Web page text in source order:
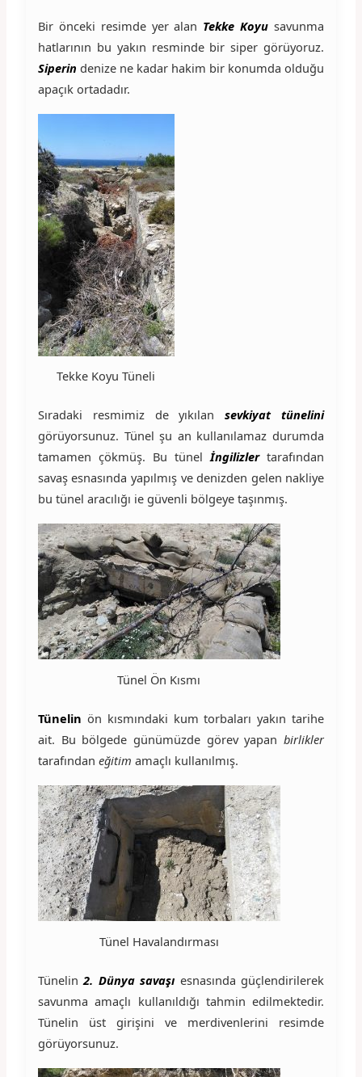
Bir önceki resimde yer alan Tekke Koyu savunma
hatlarının bu yakın resminde bir siper görüyoruz.
Siperin denize ne kadar hakim bir konumda olduğu
apaçık ortadadır.
Tekke Koyu Tüneli
Sıradaki resmimiz de yıkılansevkiyat tünelini
görüyorsunuz. Tünel şu an kullanılamaz durumda
tamamen çökmüş. Bu tünelİngilizler tarafından
savaş esnasında yapılmış ve denizden gelen nakliye
bu tünel aracılığı ie güvenli bölgeye taşınmış.
Tünel Ön Kısmı
Tünelin ön kısmındaki kum torbaları yakın tarihe
ait. Bu bölgede günümüzde görev yapanbirlikler
tarafından eğitim amaçlı kullanılmış.
Tünel Havalandırması
Tünelin2. Dünya savaşı esnasında güçlendirilerek
savunma amaçlı kullanıldığı tahmin edilmektedir.
Tünelin üst girişini ve merdivenlerini resimde
görüyorsunuz.